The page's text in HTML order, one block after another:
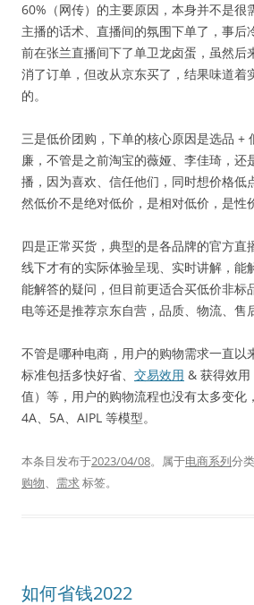
60%（网传）的主要原因，本身并不是很
主播的话术、直播间的氛围下单了，事后
前在张兰直播间下了单卫龙卤蛋，虽然后
消了订单，但改从京东买了，结果味道着
的。
三是低价团购，下单的核心原因是选品 +
廉，不管是之前淘宝的薇娅、李佳琦，还
播，因为喜欢、信任他们，同时想价格低
然低价不是绝对低价，是相对低价，是性
四是正常买货，典型的是各品牌的官方直
线下才有的实际体验呈现、实时讲解，能
能解答的疑问，但目前更适合买低价非标
电等还是推荐京东自营，品质、物流、售
不管是哪种电商，用户的购物需求一直以
标准包括多快好省、 交易效用 & 获得效用
值）等，用户的购物流程也没有太多变化
4A、5A、AIPL 等模型。
本条目发布于2023/04/08。属于电商系列分
购物、 需求标签。
如何省钱2022